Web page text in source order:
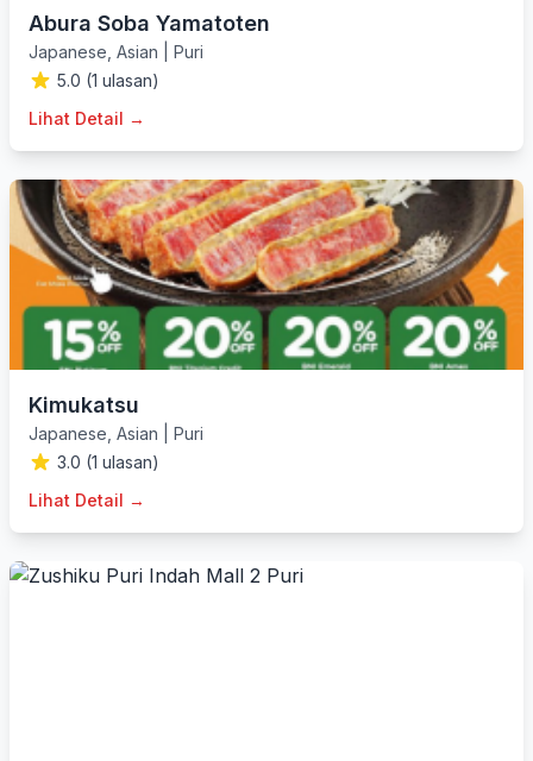
Abura Soba Yamatoten
Japanese Asian
Puri
5.0 (1 ulasan)
Lihat Detail →
Kimukatsu
Japanese Asian
Puri
3.0 (1 ulasan)
Lihat Detail →